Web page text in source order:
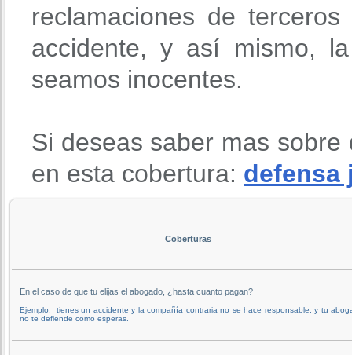
reclamaciones de
accidente, y así mismo,
seamos inocentes.
Si deseas saber mas
en esta cobertura: defensa
Coberturas
En el caso de que tu elijas el abogado, ¿hasta cuanto pagan?
Ejemplo: tienes un accidente y la compañía contraria no se hace responsable, y tu
no te defiende como esperas.